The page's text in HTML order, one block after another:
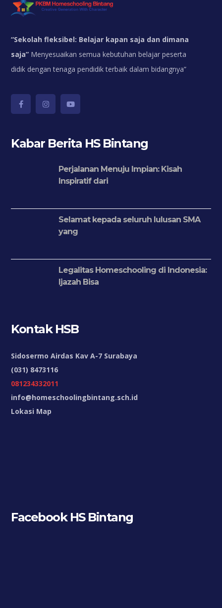
“Sekolah fleksibel: Belajar kapan saja dan dimana
saja” Menyesuaikan semua kebutuhan belajar peserta
didik dengan tenaga pendidik terbaik dalam bidangnya”
Kabar Berita HS Bintang
Perjalanan Menuju Impian: Kisah
Inspiratif dari
Selamat kepada seluruh lulusan SMA
yang
Legalitas Homeschooling di Indonesia:
Ijazah Bisa
Kontak HSB
Sidosermo Airdas Kav A-7 Surabaya
(031) 8473116
081234332011
info@homeschoolingbintang.sch.id
Lokasi Map
Facebook HS Bintang